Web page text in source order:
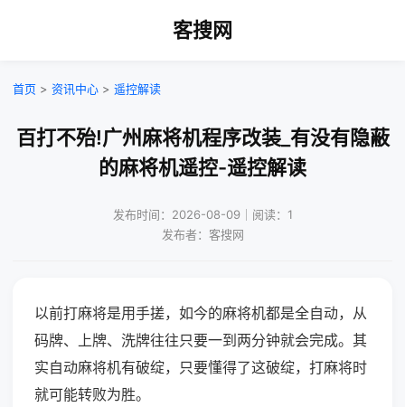
客搜网
首页 > 资讯中心 > 遥控解读
百打不殆!广州麻将机程序改装_有没有隐蔽
的麻将机遥控-遥控解读
发布时间：2026-08-09｜阅读：1
发布者：客搜网
以前打麻将是用手搓，如今的麻将机都是全自动，从
码牌、上牌、洗牌往往只要一到两分钟就会完成。其
实自动麻将机有破绽，只要懂得了这破绽，打麻将时
就可能转败为胜。